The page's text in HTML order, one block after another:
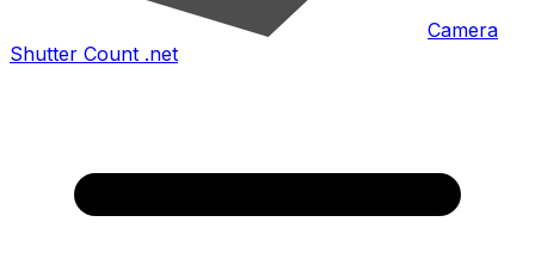
Camera
Shutter Count .net